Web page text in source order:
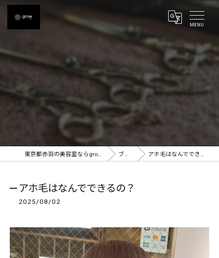
東京都赤羽の美容室ならgrow 赤羽 ブログ アホ毛はなんでできるの？
アホ毛はなんでできるの？
2025/08/02